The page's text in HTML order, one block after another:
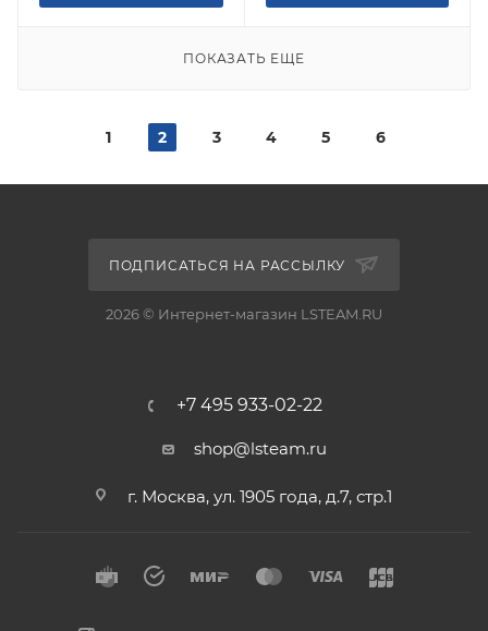
ПОКАЗАТЬ ЕЩЕ
1 2 3 4 5 6
ПОДПИСАТЬСЯ НА РАССЫЛКУ
2026 © Интернет-магазин LSTEAM.RU
+7 495 933-02-22
shop@lsteam.ru
г. Москва, ул. 1905 года, д.7, стр.1